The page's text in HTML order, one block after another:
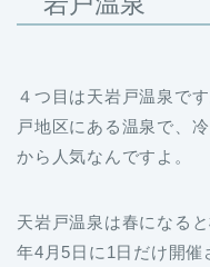
４つ目は天岩戸温泉で
戸地区にある温泉で、
から人気なんですよ。
天岩戸温泉は春になる
年4月5日に1日だけ開催